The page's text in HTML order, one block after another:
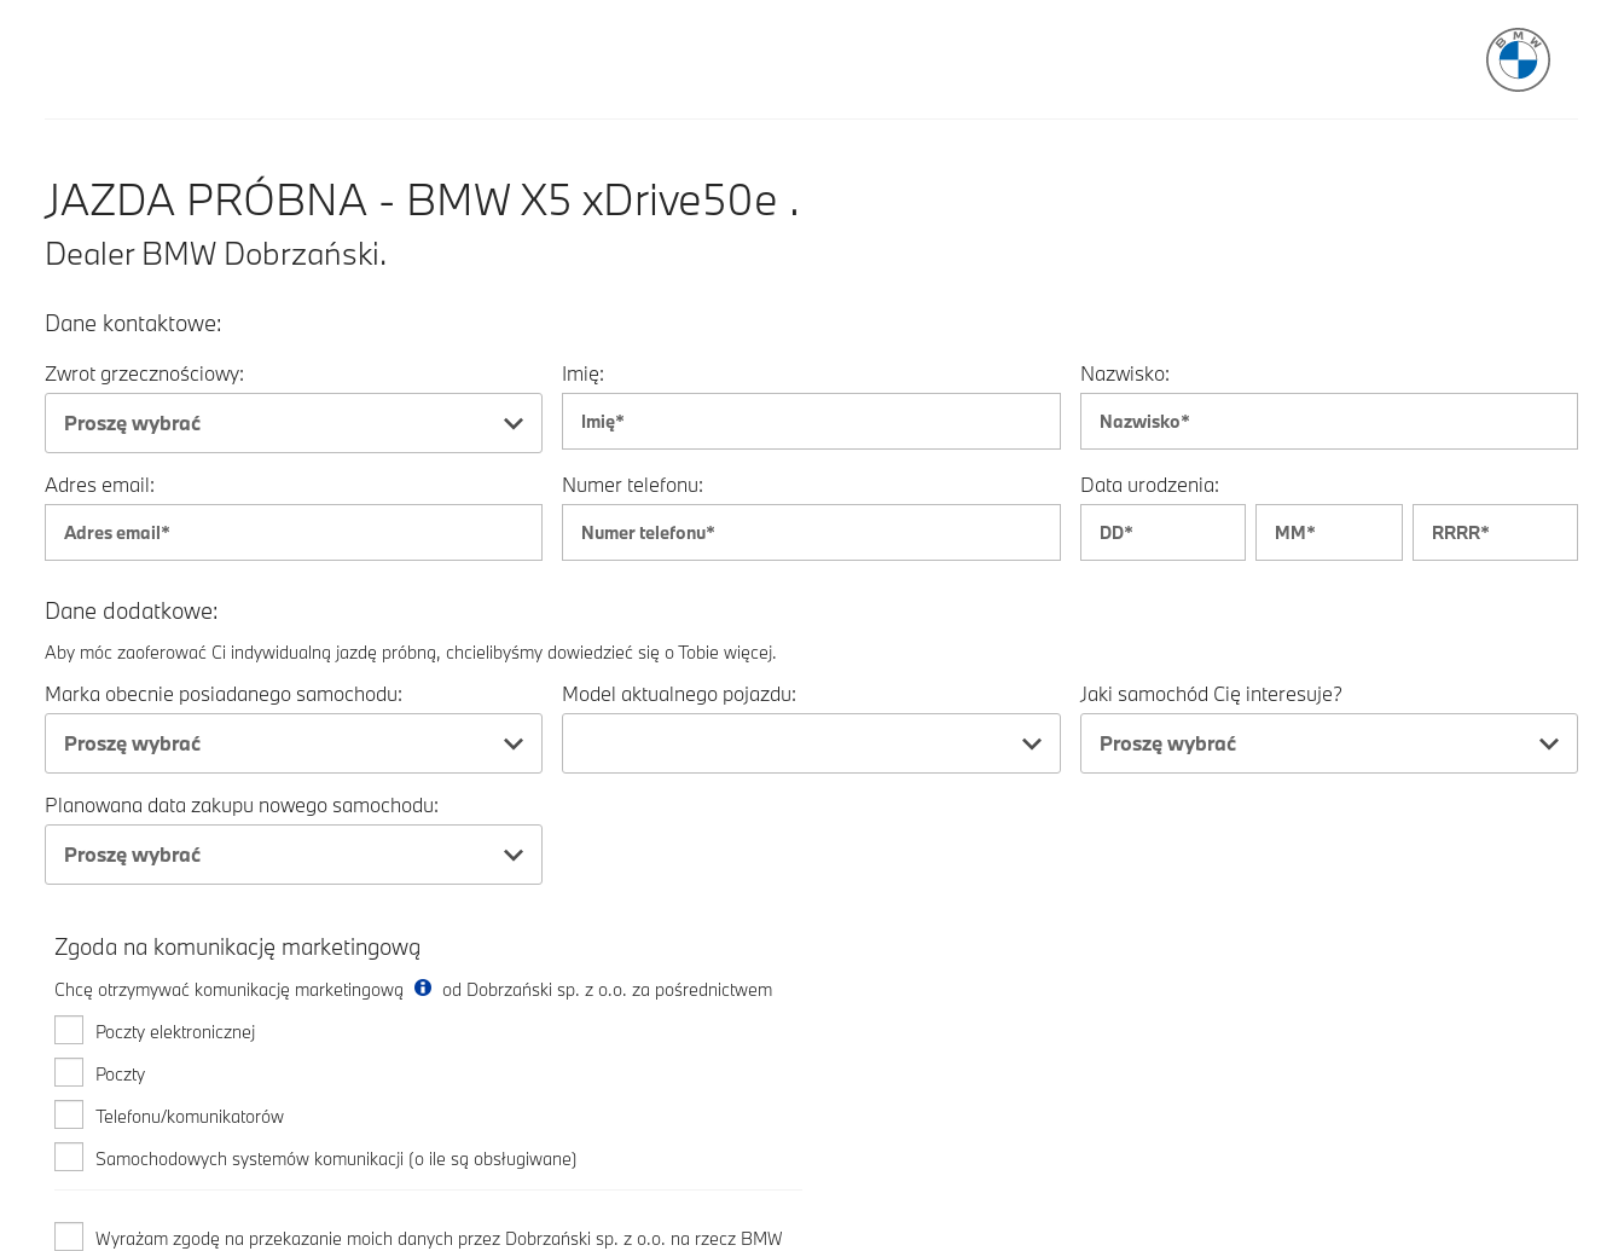
JAZDA PRÓBNA - BMW X5 xDrive50e .
Dealer BMW Dobrzański.
Dane kontaktowe:
Zwrot grzecznościowy:
Proszę wybrać
Imię: Nazwisko:
Adres email: Numer telefonu: Data urodzenia:
Dane dodatkowe:
Aby móc zaoferować Ci indywidualną jazdę próbną, chcielibyśmy dowiedzieć się o Tobie więcej.
Marka obecnie posiadanego samochodu:
Proszę wybrać
Model aktualnego pojazdu:
Jaki samochód Cię interesuje?
Proszę wybrać
Planowana data zakupu nowego samochodu:
Proszę wybrać
Zgoda na komunikację marketingową
Chcę otrzymywać komunikację marketingową
od Dobrzański sp. z o.o. za pośrednictwem
Poczty elektronicznej
Poczty
Telefonu/komunikatorów
Samochodowych systemów komunikacji (o ile są obsługiwane)
Wyrażam zgodę na przekazanie moich danych przez Dobrzański sp. z o.o. na rzecz BMW